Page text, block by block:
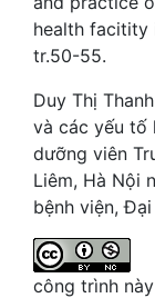
health facitity
tr.50-55.
Duy Thị
và các yếu tố
dưỡng viên
Liêm, Hà Nội
bệnh viện,
công trình